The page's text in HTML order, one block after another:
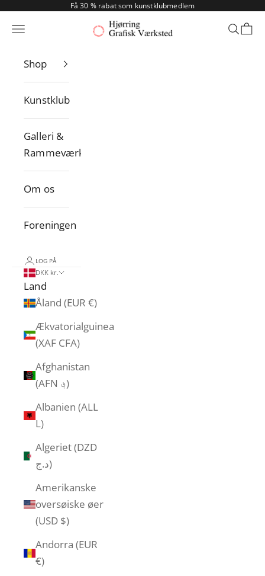
Spring til indholdFå 30 % rabat som kunstklubmedlem
Hjørring Grafisk Værksted
Menu Søg
Shop
Kunstklub
Galleri &
Rammeværksted
Om os
Foreningen
LOG PÅ
DKK kr.
Land
Åland (EUR €)
Ækvatorialguinea
(XAF CFA)
Afghanistan
(AFN ؋)
Albanien (ALL
L)
Algeriet (DZD
د.ج)
Amerikanske
oversøiske øer
(USD $)
Andorra (EUR
€)